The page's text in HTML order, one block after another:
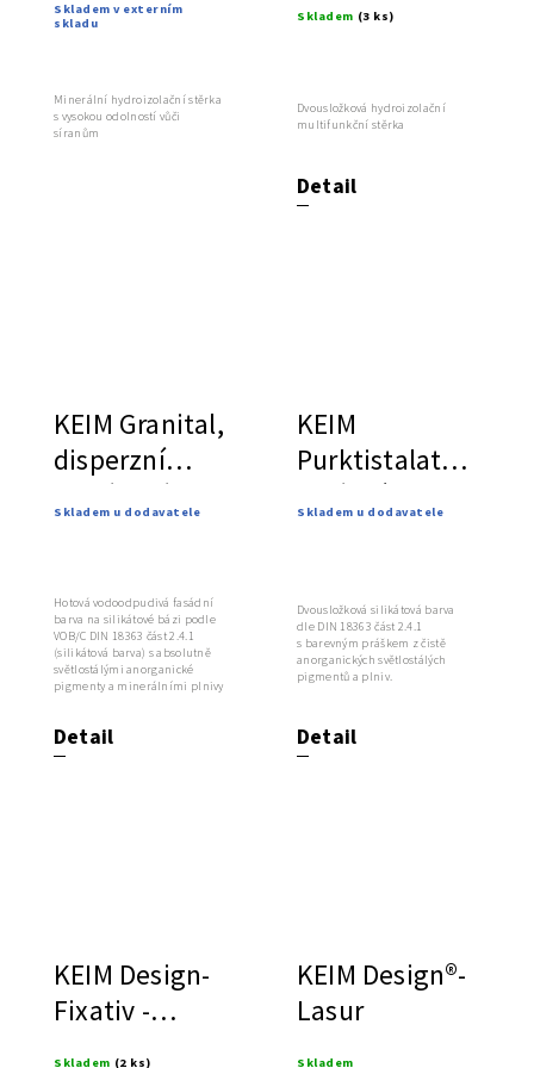
Skladem v externím
skladu
Minerální hydroizolační stěrka
s vysokou odolností vůči
síranům
multifunkční
Skladem (3 ks)
Detail
Dvousložková hydroizolační
multifunkční stěrka
KEIM Granital,
disperzní
silikátová
Skladem u dodavatele
Detail
Hotová vodoodpudivá fasádní
barva na silikátové bázi podle
VOB/C DIN 18363 část 2.4.1
(silikátová barva) s absolutně
světlostálými anorganické
pigmenty a minerálními plnivy
KEIM
Purktistalat,
fasádní
Skladem u dodavatele
Detail
Dvousložková silikátová barva
dle DIN 18363 část 2.4.1
s barevným práškem z čistě
anorganických světlostálých
pigmentů a plniv.
KEIM Design-
Fixativ -
Skladem (2 ks)
KEIM Design®-
Lasur
Skladem